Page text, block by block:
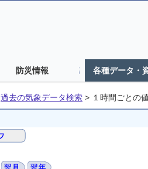
防災情報 各種データ・
過去の気象データ検索 > １時間ごとの